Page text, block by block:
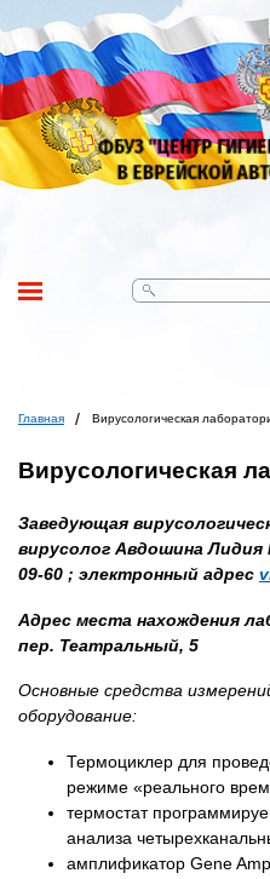
Поиск
Главная Вирусологическая
Вирусологическая
Заведующая
вирусолог Авдошина Лидия
09-60 ; электронный адрес
Адрес места нахождения
пер. Театральный, 5
Основные средства
оборудование:
Термоциклер для
режиме «реального
термостат
анализа
амплификатор Gene